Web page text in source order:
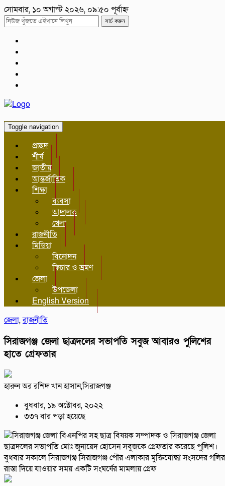
সোমবার, ১০ অগাস্ট ২০২৬, ০৯:৫০ পূর্বাহ্ন
সার্চ করুন
Toggle navigation
প্রচ্ছদ
শীর্ষ
জাতীয়
আন্তর্জাতিক
শিক্ষা
ব্যবসা
আদালত
খেলা
রাজনীতি
মিডিয়া
বিনোদন
ফিচার ও ভ্রমণ
জেলা
উপজেলা
English Version
জেলা,রাজনীতি
সিরাজগঞ্জ জেলা ছাত্রদলের সভাপতি সবুজ আবারও পুলিশের
হাতে গ্রেফতার
হারুন অর রশিদ খান হাসান,সিরাজগঞ্জ
বুধবার, ১৯ অক্টোবর, ২০২২
৩৩৭ বার পড়া হয়েছে